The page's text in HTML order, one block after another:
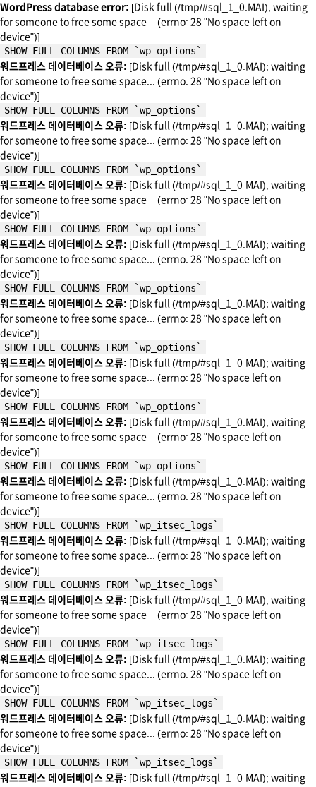
WordPress database error: [Disk full (/tmp/#sql_1_0.MAI); waiting
for someone to free some space... (errno: 28 "No space left on
device")]
SHOW FULL COLUMNS FROM `wp_options`
워드프레스 데이터베이스 오류: [Disk full (/tmp/#sql_1_0.MAI); waiting
for someone to free some space... (errno: 28 "No space left on
device")]
SHOW FULL COLUMNS FROM `wp_options`
워드프레스 데이터베이스 오류: [Disk full (/tmp/#sql_1_0.MAI); waiting
for someone to free some space... (errno: 28 "No space left on
device")]
SHOW FULL COLUMNS FROM `wp_options`
워드프레스 데이터베이스 오류: [Disk full (/tmp/#sql_1_0.MAI); waiting
for someone to free some space... (errno: 28 "No space left on
device")]
SHOW FULL COLUMNS FROM `wp_options`
워드프레스 데이터베이스 오류: [Disk full (/tmp/#sql_1_0.MAI); waiting
for someone to free some space... (errno: 28 "No space left on
device")]
SHOW FULL COLUMNS FROM `wp_options`
워드프레스 데이터베이스 오류: [Disk full (/tmp/#sql_1_0.MAI); waiting
for someone to free some space... (errno: 28 "No space left on
device")]
SHOW FULL COLUMNS FROM `wp_options`
워드프레스 데이터베이스 오류: [Disk full (/tmp/#sql_1_0.MAI); waiting
for someone to free some space... (errno: 28 "No space left on
device")]
SHOW FULL COLUMNS FROM `wp_options`
워드프레스 데이터베이스 오류: [Disk full (/tmp/#sql_1_0.MAI); waiting
for someone to free some space... (errno: 28 "No space left on
device")]
SHOW FULL COLUMNS FROM `wp_options`
워드프레스 데이터베이스 오류: [Disk full (/tmp/#sql_1_0.MAI); waiting
for someone to free some space... (errno: 28 "No space left on
device")]
SHOW FULL COLUMNS FROM `wp_itsec_logs`
워드프레스 데이터베이스 오류: [Disk full (/tmp/#sql_1_0.MAI); waiting
for someone to free some space... (errno: 28 "No space left on
device")]
SHOW FULL COLUMNS FROM `wp_itsec_logs`
워드프레스 데이터베이스 오류: [Disk full (/tmp/#sql_1_0.MAI); waiting
for someone to free some space... (errno: 28 "No space left on
device")]
SHOW FULL COLUMNS FROM `wp_itsec_logs`
워드프레스 데이터베이스 오류: [Disk full (/tmp/#sql_1_0.MAI); waiting
for someone to free some space... (errno: 28 "No space left on
device")]
SHOW FULL COLUMNS FROM `wp_itsec_logs`
워드프레스 데이터베이스 오류: [Disk full (/tmp/#sql_1_0.MAI); waiting
for someone to free some space... (errno: 28 "No space left on
device")]
SHOW FULL COLUMNS FROM `wp_itsec_logs`
워드프레스 데이터베이스 오류: [Disk full (/tmp/#sql_1_0.MAI); waiting